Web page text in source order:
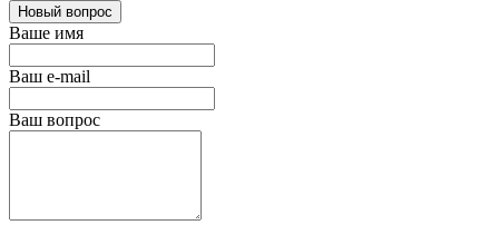
Новый вопрос
Ваше имя
Ваш e-mail
Ваш вопрос